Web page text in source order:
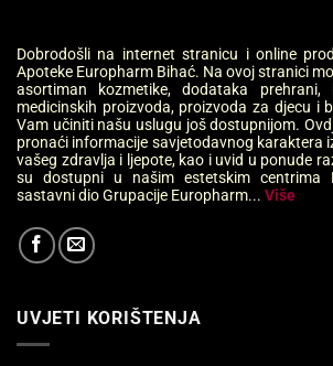
Dobrodošli na internet stranicu i online
Apoteke Europharm Bihać. Na ovoj stranici
asortiman kozmetike, dodataka prehrani,
medicinskih proizvoda, proizvoda za djecu i
Vam učiniti našu uslugu još dostupnijom.
pronaći informacije savjetodavnog karaktera
vašeg zdravlja i ljepote, kao i uvid u ponude
su dostupni u našim estetskim centrima
sastavni dio Grupacije Europharm... Više
UVJETI KORIŠTENJA